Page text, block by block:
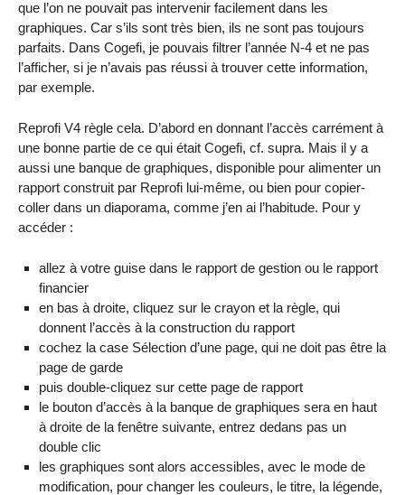
que l’on ne pouvait pas intervenir facilement dans les
graphiques. Car s’ils sont très bien, ils ne sont pas toujours
parfaits. Dans Cogefi, je pouvais filtrer l’année N-4 et ne pas
l’afficher, si je n’avais pas réussi à trouver cette information,
par exemple.
Reprofi V4 règle cela. D’abord en donnant l’accès carrément à
une bonne partie de ce qui était Cogefi, cf. supra. Mais il y a
aussi une banque de graphiques, disponible pour alimenter un
rapport construit par Reprofi lui-même, ou bien pour copier-
coller dans un diaporama, comme j’en ai l’habitude. Pour y
accéder :
allez à votre guise dans le rapport de gestion ou le rapport
financier
en bas à droite, cliquez sur le crayon et la règle, qui
donnent l’accès à la construction du rapport
cochez la case Sélection d’une page, qui ne doit pas être la
page de garde
puis double-cliquez sur cette page de rapport
le bouton d’accès à la banque de graphiques sera en haut
à droite de la fenêtre suivante, entrez dedans pas un
double clic
les graphiques sont alors accessibles, avec le mode de
modification, pour changer les couleurs, le titre, la légende,